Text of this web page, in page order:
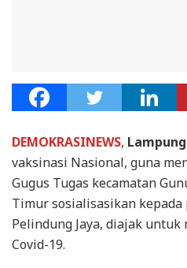
DEMOKRASINEWS,
vaksinasi Nasional, guna
Gugus Tugas kecamatan
Timur sosialisasikan kepada
Pelindung Jaya, diajak
Covid-19.